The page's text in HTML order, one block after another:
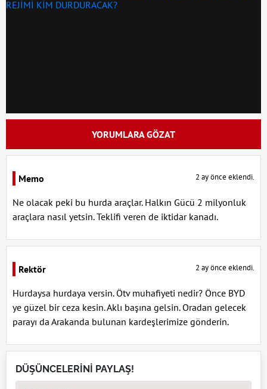
YORUMLARA GÖZAT
Memo 2 ay önce eklendi.
Ne olacak peki bu hurda araçlar. Halkın Gücü 2 milyonluk
araçlara nasıl yetsin. Teklifi veren de iktidar kanadı.
Rektör 2 ay önce eklendi.
Hurdaysa hurdaya versin. Ötv muhafiyeti nedir? Önce BYD
ye güzel bir ceza kesin. Aklı başına gelsin. Oradan gelecek
parayı da Arakanda bulunan kardeşlerimize gönderin.
DÜŞÜNCELERİNİ PAYLAŞ!